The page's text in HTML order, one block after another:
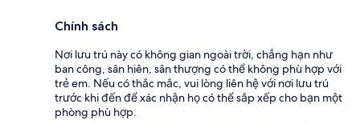
Chính sách
Nơi lưu trú này có không gian ngoài trời, chẳng hạn như
ban công, sân hiên, sân thượng có thể không phù hợp với
trẻ em. Nếu có thắc mắc, vui lòng liên hệ với nơi lưu trú
trước khi đến để xác nhận họ có thể sắp xếp cho bạn một
phòng phù hợp.